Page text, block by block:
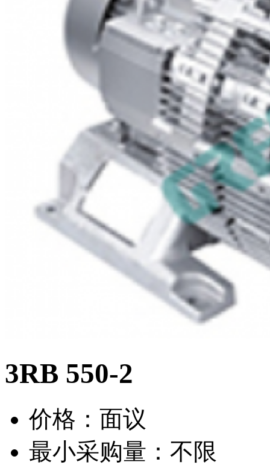
3RB 550-2
价格：面议
最小采购量：不限